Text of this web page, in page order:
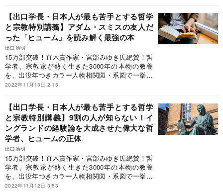
疲労感が残る。世界に初めて登場した名著であ
る」◎大手ベテラン書店員「百年残る王道の一
冊」◎東原敏昭氏（日立製作所会長）「最近、何
か起きたときに必ずひもとく一冊」（日経新聞リ
ーダー本棚）と評した究極の一冊だがこの本、A5
判ハードカバー、468ページ、2400円＋税という
近年稀に見るスケールの本で、巷では「鈍器本」
といわれている。“現代の知の巨人”に、本書を抜
粋しながら、哲学と宗教のツボについて語っても
手とする「哲学と宗教」の全史を初めて体系的に
解説！「ビジネス書大賞2020」特別賞（ビジネス
教養部門）受賞！◎宮部みゆき氏（直木賞作家）
「本書を読まなくても単位を落とすことはありま
せんが、よりよく生きるために必要な大切なもの
を落とす可能性はあります」◎池谷裕二氏（東京
大学教授・脳研究者）「初心者でも知の大都市で
路頭に迷わないよう、周到にデザインされ、読者
を思索の快楽へと誘う。世界でも選ばれた人にし
直木賞作家）「読み終わったら、西洋と東洋の哲
学と宗教の大河を怒濤とともに下ったような快い
疲労感が残る。世界に初めて登場した名著であ
る」◎大手ベテラン書店員「百年残る王道の一
冊」◎東原敏昭氏（日立製作所会長）「最近、何
か起きたときに必ずひもとく一冊」（日経新聞リ
ーダー本棚）と評した究極の一冊だがこの本、A5
判ハードカバー、468ページ、2400円＋税という
近年稀に見るスケールの本で、巷では「鈍器本」
といわれている。“現代の知の巨人”に、本書を抜
粋しながら、哲学と宗教のツボについて語っても
【出口学長・日本人が最も苦手とする哲学
と宗教特別講義】アダム・スミスの友人だ
った「ヒューム」を読み解く最強の本
出口治明
15万部突破！直木賞作家・宮部みゆき氏絶賛！哲
学者、宗教家が熱く生きた3000年の本物の教養
を、出没年つきカラー人物相関図・系図で一挙紹
介！世界1200都市を訪れ、1万冊超を読破した“現
手とする「哲学と宗教」の全史を初めて体系的に
解説！「ビジネス書大賞2020」特別賞（ビジネス
教養部門）受賞！◎宮部みゆき氏（直木賞作家）
「本書を読まなくても単位を落とすことはありま
せんが、よりよく生きるために必要な大切なもの
を落とす可能性はあります」◎池谷裕二氏（東京
大学教授・脳研究者）「初心者でも知の大都市で
路頭に迷わないよう、周到にデザインされ、読者
を思索の快楽へと誘う。世界でも選ばれた人にし
か書けない稀有な本」◎なかにし礼氏（作詞家・
直木賞作家）「読み終わったら、西洋と東洋の哲
2022年11月13日 2:15
【出口学長・日本人が最も苦手とする哲学
と宗教特別講義】9割の人が知らない！イ
ングランドの経験論を大成させた偉大な哲
学者、ヒュームの正体
出口治明
15万部突破！直木賞作家・宮部みゆき氏絶賛！哲
学者、宗教家が熱く生きた3000年の本物の教養
を、出没年つきカラー人物相関図・系図で一挙紹
介！世界1200都市を訪れ、1万冊超を読破した“現
2022年11月12日 3:53